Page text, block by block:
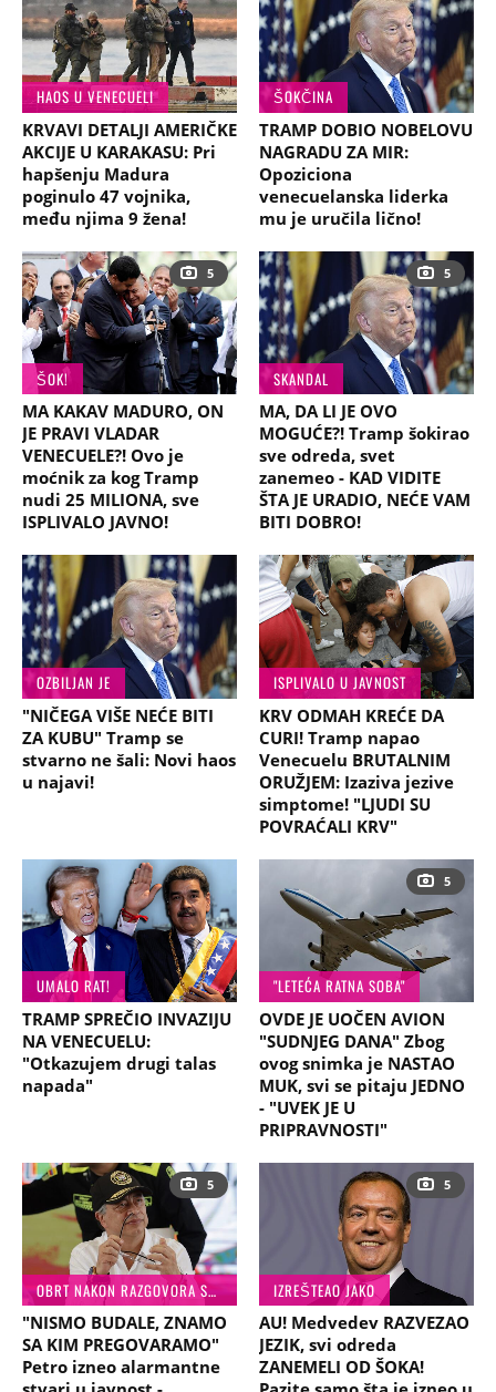
HAOS U VENECUELI
KRVAVI DETALJI AMERIČKE
AKCIJE U KARAKASU: Pri
hapšenju Madura
poginulo 47 vojnika,
među njima 9 žena!
ŠOKČINA
TRAMP DOBIO NOBELOVU
NAGRADU ZA MIR:
Opoziciona
venecuelanska liderka
mu je uručila lično!
5
ŠOK!
MA KAKAV MADURO, ON
JE PRAVI VLADAR
VENECUELE?! Ovo je
moćnik za kog Tramp
nudi 25 MILIONA, sve
ISPLIVALO JAVNO!
5
SKANDAL
MA, DA LI JE OVO
MOGUĆE?! Tramp šokirao
sve odreda, svet
zanemeo - KAD VIDITE
ŠTA JE URADIO, NEĆE VAM
BITI DOBRO!
OZBILJAN JE
"NIČEGA VIŠE NEĆE BITI
ZA KUBU" Tramp se
stvarno ne šali: Novi haos
u najavi!
ISPLIVALO U JAVNOST
KRV ODMAH KREĆE DA
CURI! Tramp napao
Venecuelu BRUTALNIM
ORUŽJEM: Izaziva jezive
simptome! "LJUDI SU
POVRAĆALI KRV"
UMALO RAT!
TRAMP SPREČIO INVAZIJU
NA VENECUELU:
"Otkazujem drugi talas
napada"
5
"LETEĆA RATNA SOBA"
OVDE JE UOČEN AVION
"SUDNJEG DANA" Zbog
ovog snimka je NASTAO
MUK, svi se pitaju JEDNO
- "UVEK JE U
PRIPRAVNOSTI"
5
OBRT NAKON RAZGOVORA SA TRAMPOM
"NISMO BUDALE, ZNAMO
SA KIM PREGOVARAMO"
Petro izneo alarmantne
5
IZREŠTEAO JAKO
AU! Medvedev RAZVEZAO
JEZIK, svi odreda
ZANEMELI OD ŠOKA!